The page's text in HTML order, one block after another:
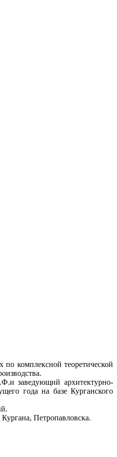
по комплексной теоретической
заведующий архитектурно-
года на базе Курганского
Петропавловска.